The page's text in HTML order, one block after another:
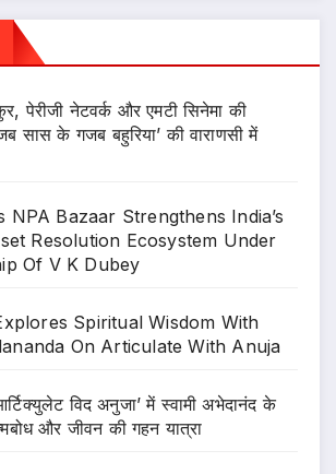
पेरीजी नेटवर्क और एमटी सिनेमा की
सास के गजब बहुरिया’ की वाराणसी में
NPA Bazaar Strengthens India’s
Resolution Ecosystem Under
Of V K Dubey
Spiritual Wisdom With
On Articulate With Anuja
विद अनुजा’ में स्वामी अभेदानंद के
और जीवन की गहन यात्रा